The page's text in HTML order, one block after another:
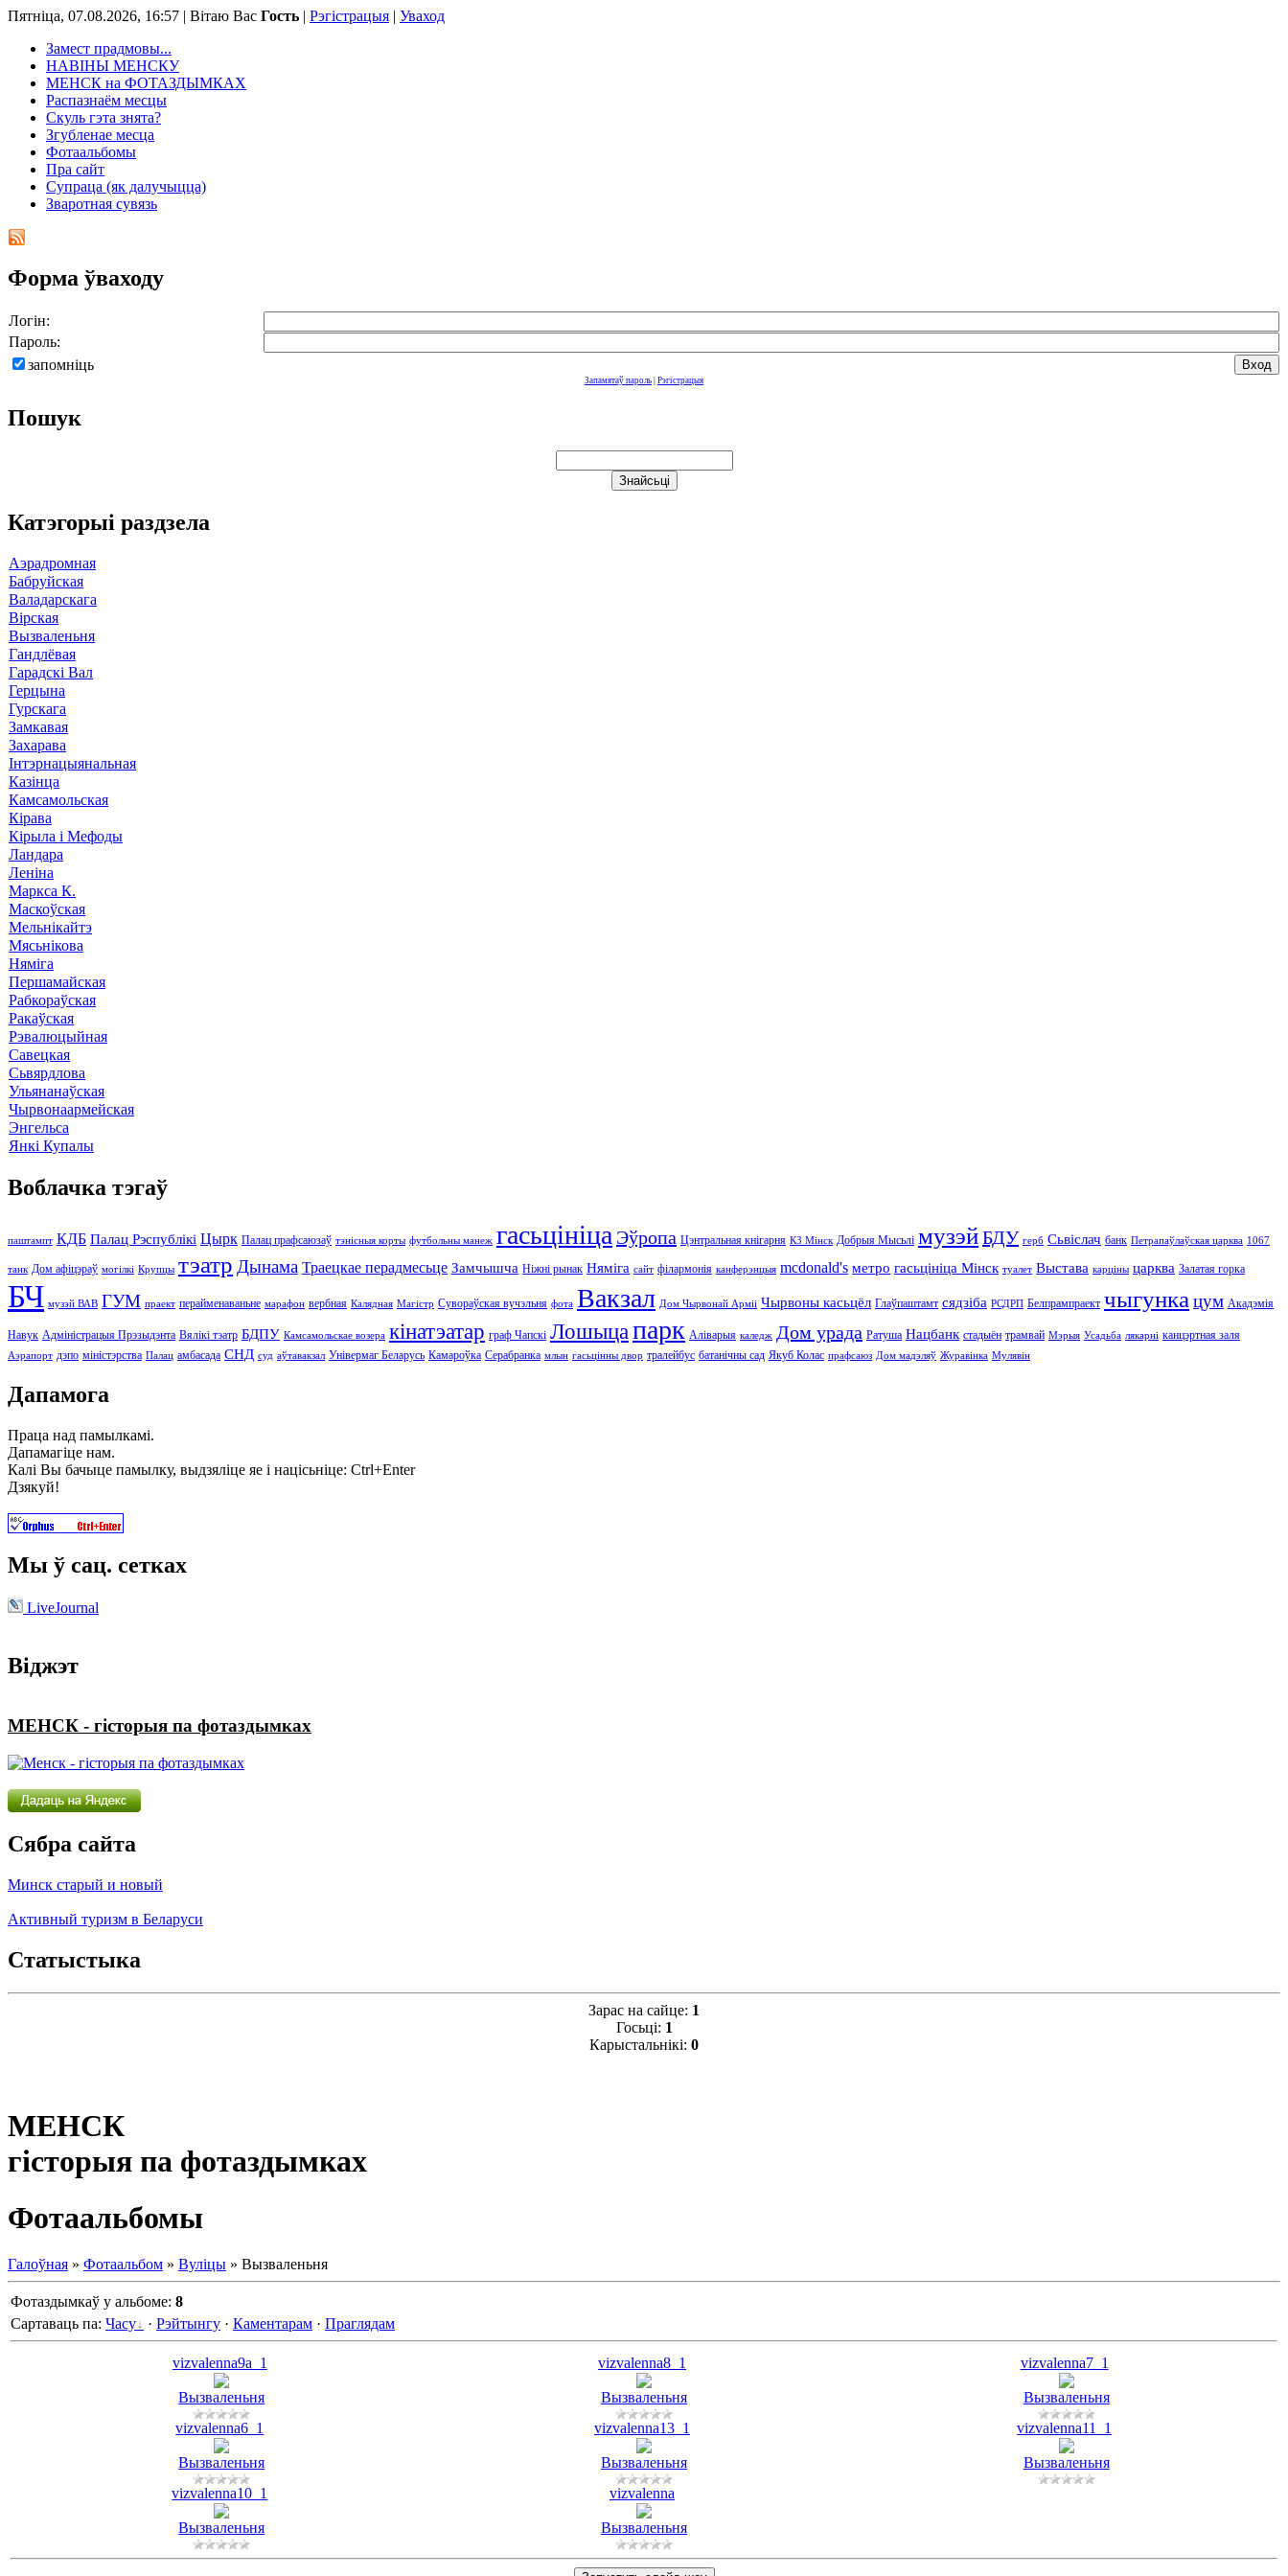
Пятніца, 07.08.2026, 16:57 | Вітаю Вас Гость | Рэгістрацыя | Уваход
Замест прадмовы...
НАВІНЫ МЕНСКУ
МЕНСК на ФОТАЗДЫМКАХ
Распазнаём месцы
Скуль гэта знята?
Згубленае месца
Фотаальбомы
Пра сайт
Супраца (як далучыцца)
Зваротная сувязь
Форма ўваходу
Логін:
Пароль:
запомніць
Запамятаў пароль Рэгістрацыя
Пошук
Катэгорыі раздзела
Аэрадромная
Бабруйская
Валадарскага
Вірская
Вызваленьня
Гандлёвая
Гарадскі Вал
Герцына
Гурскага
Замкавая
Захарава
Інтэрнацыянальная
Казінца
Камсамольская
Кірава
Кірыла і Мефоды
Ландара
Леніна
Маркса К.
Маскоўская
Мельнікайтэ
Мясьнікова
Няміга
Першамайская
Рабкораўская
Ракаўская
Рэвалюцыйная
Савецкая
Сьвярдлова
Ульянанаўская
Чырвонаармейская
Энгельса
Янкі Купалы
Воблачка тэгаў
паштампт КДБ Палац Рэспублікі Цырк Палац прафсаюзаў тэнісныя корты футбольны манеж гасьцініца Эўропа Цэнтральная кнігарня КЗ Мінск Добрыя Мысьлі музэйБДУ герб Сьвіслач банк Петрапаўлаўская царква 1067
танк Дом афіцэраў могілкі Крупцы тэатр Дынама Траецкае перадмесьце Замчышча Ніжні рынак Няміга сайт філармонія канферэнцыя mcdonald's метро гасьцініца Мінск туалет Выстава карціны царква Залатая горка
БЧ музэй ВАВ ГУМ праект перайменаваньне марафон вербная Калядная Магістр Сувораўская вучэльня фота Вакзал Дом Чырвонай Арміі Чырвоны касьцёл Глаўпаштамт сядзіба РСДРП Белпрампраект чыгунка цум Акадэмія
Навук Адміністрацыя Прэзыдэнта Вялікі тэатр БДПУ Камсамольскае возера кінатэатар граф Чапскі Лошыцапарк Аліварыя каледж Дом урада Ратуша Нацбанк стадыён трамвай Мэрыя Усадьба лякарні канцэртная заля
Аэрапорт дэпо міністэрства Палац амбасада СНД суд аўтавакзал Універмаг Беларусь Камароўка Серабранка млын гасьцінны двор тралейбус батанічны сад Якуб Колас прафсаюз Дом мадэляў Журавінка Мулявін
Дапамога
Праца над памылкамі.
Дапамагіце нам.
Калі Вы бачыце памылку, выдзяліце яе і націсьніце: Ctrl+Enter
Дзякуй!
Мы ў сац. сетках
LiveJournal
Віджэт
МЕНСК - гісторыя па фотаздымках
Сябра сайта
Минск старый и новый
Активный туризм в Беларуси
Статыстыка
Зарас на сайце: 1
Госьці: 1
Карыстальнікі: 0
МЕНСК
гісторыя па фотаздымках
Фотаальбомы
Галоўная » Фотаальбом » Вуліцы » Вызваленьня
Фотаздымкаў у альбоме: 8
Сартаваць па: Часу · Рэйтынгу · Каментарам · Праглядам
vizvalenna9a_1
Вызваленьня
vizvalenna8_1
Вызваленьня
vizvalenna7_1
Вызваленьня
vizvalenna6_1
Вызваленьня
vizvalenna13_1
Вызваленьня
vizvalenna11_1
Вызваленьня
vizvalenna10_1
Вызваленьня
vizvalenna
Вызваленьня